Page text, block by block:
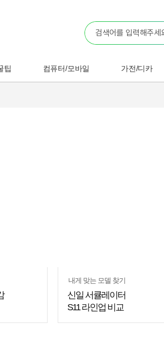
팁 컴퓨터/모바일 가전/디카
내게 맞는 모델 찾기
신일 서큘레이터
S11 라인업 비교